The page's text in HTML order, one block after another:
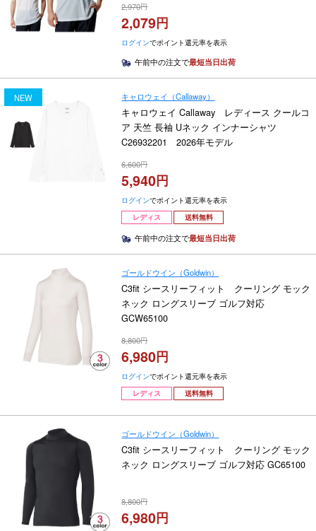
2,970
2,079
ログインでポイント還元率を表示
午前中の注文で最短当日出荷
NEW キャロウェイ（Callaway）
キャロウェイ Callaway レディース クールコ
ア 天竺 長袖 Uネック インナーシャツ
C26932201 2026年モデル
6,600
5,940
ログインでポイント還元率を表示
レディス
送料無料
午前中の注文で最短当日出荷
ゴールドウイン（Goldwin）
C3fit シースリーフィット クーリング モック
ネック ロングスリーブ ゴルフ対応
GCW65100
8,800
6,980
ログインでポイント還元率を表示
レディス
送料無料
ゴールドウイン（Goldwin）
C3fit シースリーフィット クーリング モック
ネック ロングスリーブ ゴルフ対応 GC65100
8,800
6,980